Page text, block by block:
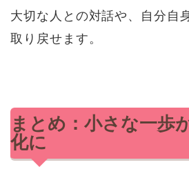
大切な人との対話や、自分自
取り戻せます。
まとめ：小さな一歩
化に